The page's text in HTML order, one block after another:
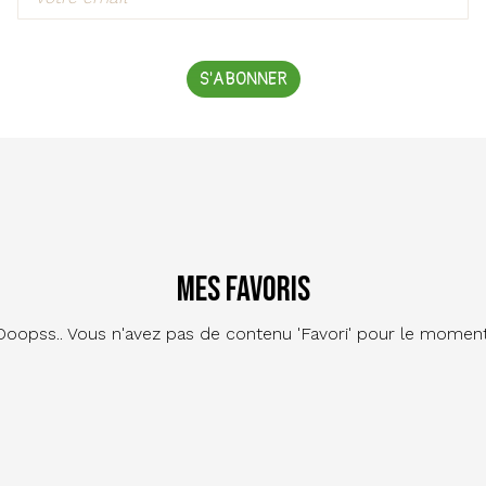
S'ABONNER
Mes favoris
Vous n'avez pas de contenu 'Favori' pour le